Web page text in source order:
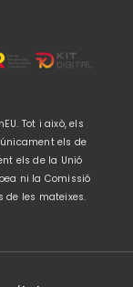
Tot i això, els
els de
els de la Unió
ni la Comissió
de les mateixes.